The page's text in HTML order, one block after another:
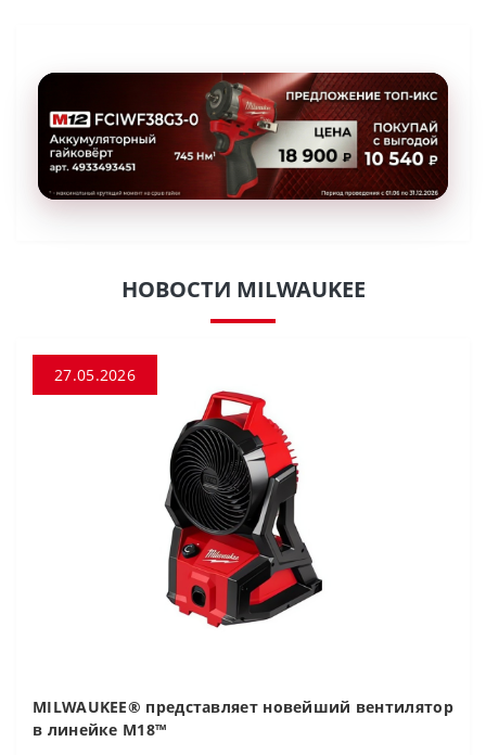
НОВОСТИ MILWAUKEE
27.05.2026
MILWAUKEE® представляет новейший вентилятор
в линейке M18™